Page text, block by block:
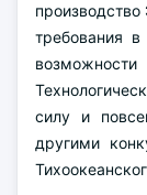
требования
силу и
другими